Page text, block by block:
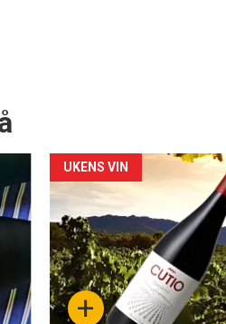
Forsiden
akkurat
nå
-
+
UKENS VIN